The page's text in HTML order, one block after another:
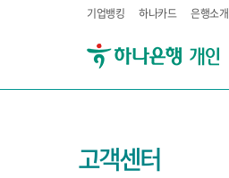
기업뱅킹 하나카드 은행소개
고객센터